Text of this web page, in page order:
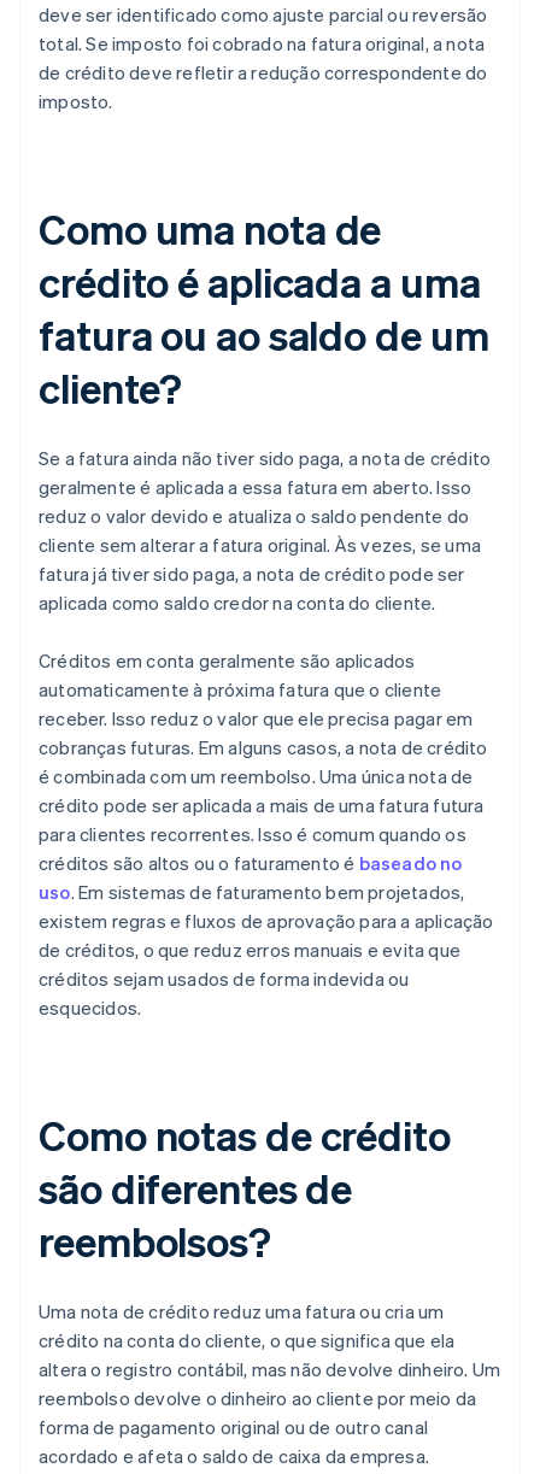
deve ser identificado como ajuste parcial ou reversão
total. Se imposto foi cobrado na fatura original, a nota
de crédito deve refletir a redução correspondente do
imposto.
Como uma nota de
crédito é aplicada a uma
fatura ou ao saldo de um
cliente?
Se a fatura ainda não tiver sido paga, a nota de crédito
geralmente é aplicada a essa fatura em aberto. Isso
reduz o valor devido e atualiza o saldo pendente do
cliente sem alterar a fatura original. Às vezes, se uma
fatura já tiver sido paga, a nota de crédito pode ser
aplicada como saldo credor na conta do cliente.
Créditos em conta geralmente são aplicados
automaticamente à próxima fatura que o cliente
receber. Isso reduz o valor que ele precisa pagar em
cobranças futuras. Em alguns casos, a nota de crédito
é combinada com um reembolso. Uma única nota de
crédito pode ser aplicada a mais de uma fatura futura
para clientes recorrentes. Isso é comum quando os
créditos são altos ou o faturamento é baseado no
uso. Em sistemas de faturamento bem projetados,
existem regras e fluxos de aprovação para a aplicação
de créditos, o que reduz erros manuais e evita que
créditos sejam usados de forma indevida ou
esquecidos.
Como notas de crédito
são diferentes de
reembolsos?
Uma nota de crédito reduz uma fatura ou cria um
crédito na conta do cliente, o que significa que ela
altera o registro contábil, mas não devolve dinheiro. Um
reembolso devolve o dinheiro ao cliente por meio da
forma de pagamento original ou de outro canal
acordado e afeta o saldo de caixa da empresa.